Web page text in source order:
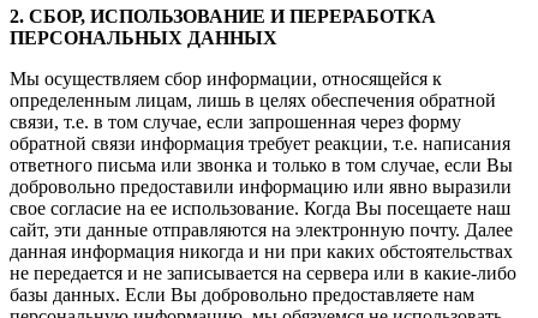
2. СБОР, ИСПОЛЬЗОВАНИЕ И ПЕРЕРАБОТКА
ПЕРСОНАЛЬНЫХ ДАННЫХ
Мы осуществляем сбор информации, относящейся к
определенным лицам, лишь в целях обеспечения обратной
связи, т.е. в том случае, если запрошенная через форму
обратной связи информация требует реакции, т.е. написания
ответного письма или звонка и только в том случае, если Вы
добровольно предоставили информацию или явно выразили
свое согласие на ее использование. Когда Вы посещаете наш
сайт, эти данные отправляются на электронную почту. Далее
данная информация никогда и ни при каких обстоятельствах
не передается и не записывается на сервера или в какие-либо
базы данных. Если Вы добровольно предоставляете нам